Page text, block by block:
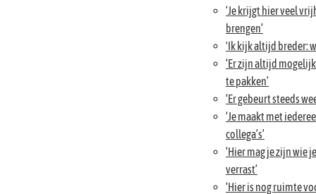
‘Je krijgt hier veel
brengen’
'Ik kijk altijd breder:
‘Er zijn altijd
te pakken’
‘Er gebeurt steeds
‘Je maakt met
collega’s’
‘Hier mag je zijn wie
verrast’
‘Hier is nog ruimte